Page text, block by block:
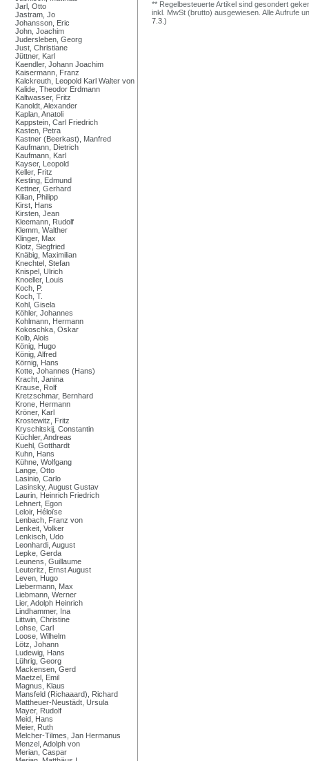
Jarl, Otto
Jastram, Jo
Johansson, Eric
John, Joachim
Judersleben, Georg
Just, Christiane
Jüttner, Karl
Kaendler, Johann Joachim
Kaisermann, Franz
Kalckreuth, Leopold Karl Walter von
Kalide, Theodor Erdmann
Kaltwasser, Fritz
Kanoldt, Alexander
Kaplan, Anatoli
Kappstein, Carl Friedrich
Kasten, Petra
Kastner (Beerkast), Manfred
Kaufmann, Dietrich
Kaufmann, Karl
Kayser, Leopold
Keller, Fritz
Kesting, Edmund
Kettner, Gerhard
Kilian, Philipp
Kirst, Hans
Kirsten, Jean
Kleemann, Rudolf
Klemm, Walther
Klinger, Max
Klotz, Siegfried
Knäbig, Maximilian
Knechtel, Stefan
Knispel, Ulrich
Knoeller, Louis
Koch, P.
Koch, T.
Kohl, Gisela
Köhler, Johannes
Kohlmann, Hermann
Kokoschka, Oskar
Kolb, Alois
König, Hugo
König, Alfred
Körnig, Hans
Kotte, Johannes (Hans)
Kracht, Janina
Krause, Rolf
Kretzschmar, Bernhard
Krone, Hermann
Kröner, Karl
Krostewitz, Fritz
Kryschitskij, Constantin
Küchler, Andreas
Kuehl, Gotthardt
Kuhn, Hans
Kühne, Wolfgang
Lange, Otto
Lasinio, Carlo
Lasinsky, August Gustav
Laurin, Heinrich Friedrich
Lehnert, Egon
Leloir, Héloïse
Lenbach, Franz von
Lenkeit, Volker
Lenkisch, Udo
Leonhardi, August
Lepke, Gerda
Leunens, Guillaume
Leuteritz, Ernst August
Leven, Hugo
Liebermann, Max
Liebmann, Werner
Lier, Adolph Heinrich
Lindhammer, Ina
Littwin, Christine
Lohse, Carl
Loose, Wilhelm
Lötz, Johann
Ludewig, Hans
Lührig, Georg
Mackensen, Gerd
Maetzel, Emil
Magnus, Klaus
Mansfeld (Richaaard), Richard
Mattheuer-Neustädt, Ursula
Mayer, Rudolf
Meid, Hans
Meier, Ruth
Melcher-Tilmes, Jan Hermanus
Menzel, Adolph von
Merian, Caspar
** Regelbesteuerte Artikel sind gesondert
inkl. MwSt (brutto) ausgewiesen. Alle Aufrufe
7.3.)